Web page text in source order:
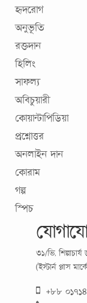
হৃদরোগ
অনুভূতি
রক্তদান
হিলিং
সাফল্য
অবিচুয়ারী
কোয়ান্টাপিডিয়া
প্রশ্নোত্তর
অনলাইন দান
কোরাম
গল্প
স্পিচ
৩১/ভি,
(ইস্টার্ন প্লাস
+৮৮